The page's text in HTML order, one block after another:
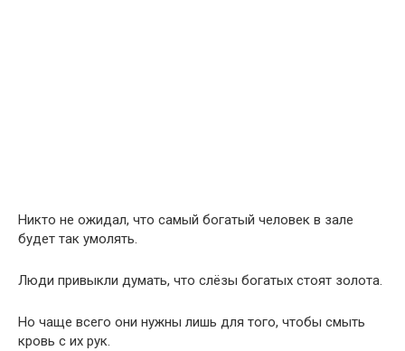
Никто не ожидал, что самый богатый человек в зале
будет так умолять.
Люди привыкли думать, что слёзы богатых стоят золота.
Но чаще всего они нужны лишь для того, чтобы смыть
кровь с их рук.